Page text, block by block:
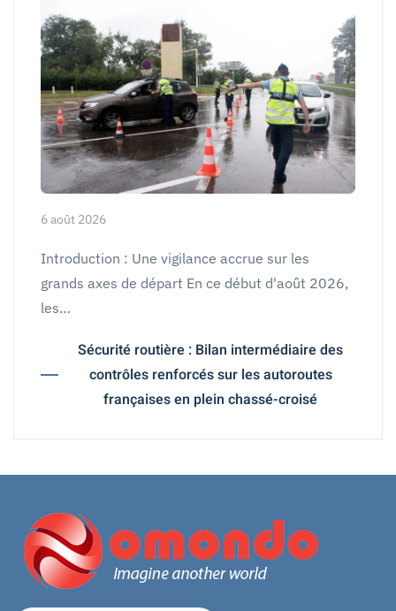
6 août 2026
Introduction : Une vigilance accrue sur les
grands axes de départ En ce début d'août 2026,
les…
Sécurité routière : Bilan intermédiaire des
contrôles renforcés sur les autoroutes
françaises en plein chassé-croisé